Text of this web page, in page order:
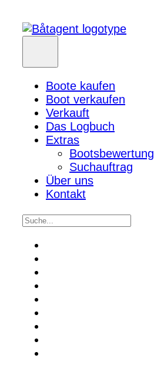
Boote kaufen
Boot verkaufen
Verkauft
Das Logbuch
Extras
Bootsbewertung
Suchauftrag
Über uns
Kontakt